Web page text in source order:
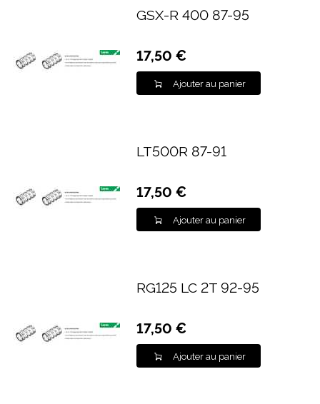
GSX-R 400 87-95
17,50 €
Ajouter au panier
LT500R 87-91
17,50 €
Ajouter au panier
RG125 LC 2T 92-95
17,50 €
Ajouter au panier